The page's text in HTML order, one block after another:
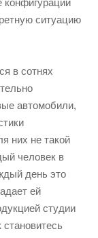
конфигурации
ситуацию
в сотнях
автомобили,
них не такой
человек в
день это
ей
студии